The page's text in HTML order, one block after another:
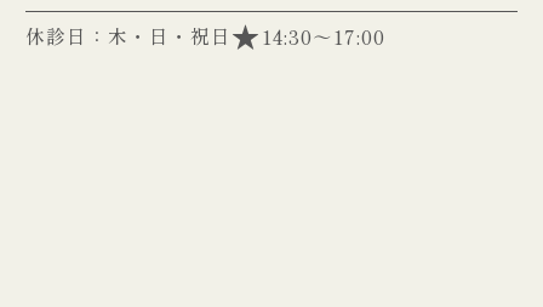
休診日：木・日・祝日 14:30～17:00